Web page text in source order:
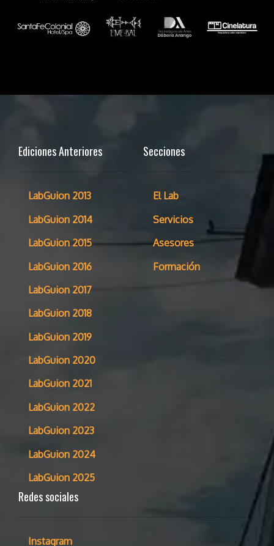
Ediciones Anteriores
LabGuion 2013
LabGuion 2014
LabGuion 2015
LabGuion 2016
LabGuion 2017
LabGuion 2018
LabGuion 2019
LabGuion 2020
LabGuion 2021
LabGuion 2022
LabGuion 2023
LabGuion 2024
LabGuion 2025
Secciones
El Lab
Servicios
Asesores
Formación
Redes sociales
Instagram